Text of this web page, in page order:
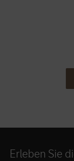
Erleben Sie